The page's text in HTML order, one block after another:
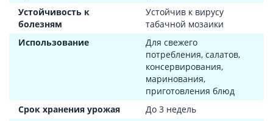
Устойчивость к
болезням
Устойчив к вирусу
табачной мозаики
Использование
Для свежего
потребления, салатов,
консервирования,
маринования,
приготовления блюд
Срок хранения урожая
До 3 недель